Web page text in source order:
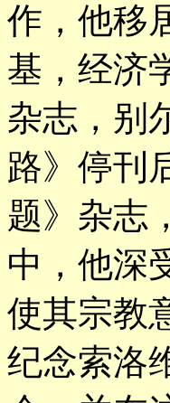
作，他移
基，经济
杂志，别
路》停刊
题》杂志
中，他深
使其宗教
纪念索洛